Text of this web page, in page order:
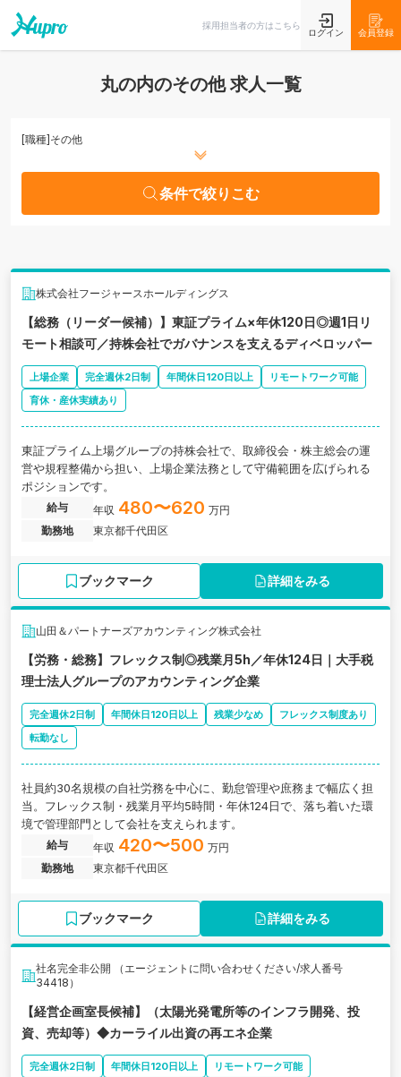
採用担当者の方はこちら
ログイン 会員登録
丸の内のその他 求人一覧
[職種] その他
条件で絞りこむ
株式会社フージャースホールディングス
【総務（リーダー候補）】東証プライム×年休120日◎週1日リ
モート相談可／持株会社でガバナンスを支えるディベロッパー
上場企業 完全週休2日制 年間休日120日以上
リモートワーク可能
育休・産休実績あり
東証プライム上場グループの持株会社で、取締役会・株主総会の運
営や規程整備から担い、上場企業法務として守備範囲を広げられる
ポジションです。
給与 年収 480〜620 万円
勤務地
東京都千代田区
ブックマーク 詳細をみる
山田＆パートナーズアカウンティング株式会社
【労務・総務】フレックス制◎残業月5h／年休124日｜大手税
理士法人グループのアカウンティング企業
完全週休2日制 年間休日120日以上 残業少なめ
フレックス制度あり
転勤なし
社員約30名規模の自社労務を中心に、勤怠管理や庶務まで幅広く担
当。フレックス制・残業月平均5時間・年休124日で、落ち着いた環
境で管理部門として会社を支えられます。
給与 年収 420〜500 万円
勤務地
東京都千代田区
ブックマーク 詳細をみる
社名完全非公開 （エージェントに問い合わせください/求人番号
34418）
【経営企画室長候補】（太陽光発電所等のインフラ開発、投
資、売却等）◆カーライル出資の再エネ企業
完全週休2日制 年間休日120日以上
リモートワーク可能